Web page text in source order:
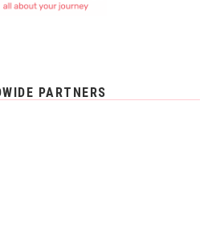
PARTNERS